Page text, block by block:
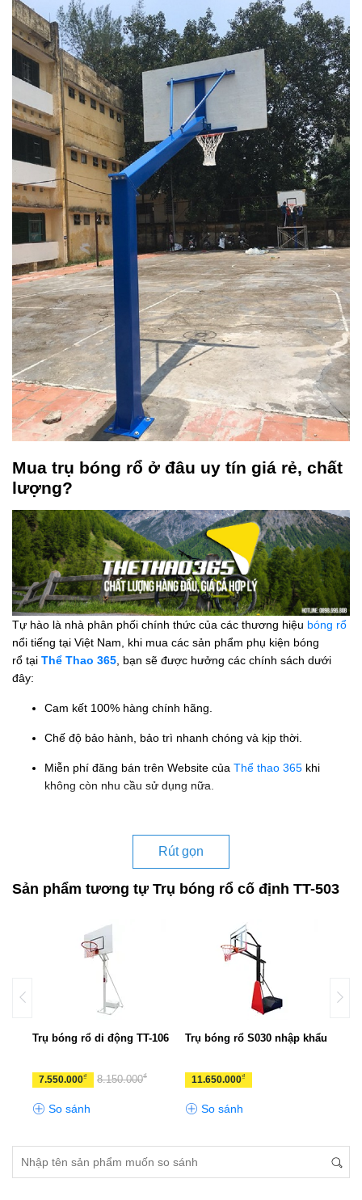
Mua trụ bóng rổ ở đâu uy tín giá rẻ, chất
lượng?
Tự hào là nhà phân phối chính thức của các thương hiệu bóng rổ
nổi tiếng tại Việt Nam, khi mua các sản phẩm phụ kiện bóng
rổ tại Thể Thao 365, bạn sẽ được hưởng các chính sách dưới
đây:
Cam kết 100% hàng chính hãng.
Chế độ bảo hành, bảo trì nhanh chóng và kịp thời.
Miễn phí đăng bán trên Website của Thể thao 365 khi
không còn nhu cầu sử dụng nữa.
Rút gọn
Sản phẩm tương tự Trụ bóng rổ cố định TT-503
Trụ bóng rổ di động TT-106
7.550.000₫ 8.150.000₫
So sánh
Trụ bóng rổ S030 nhập khẩu
11.650.000₫
So sánh